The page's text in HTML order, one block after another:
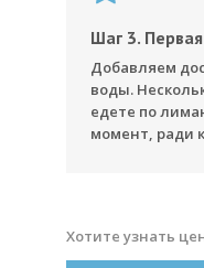
Шаг 3.
Добавляем
воды.
едете по
момент, ради
Хотите узнать